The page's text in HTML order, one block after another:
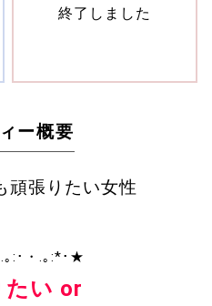
終了しました
ー概要
頑張りたい女性
:･・.｡:*･★
たい or